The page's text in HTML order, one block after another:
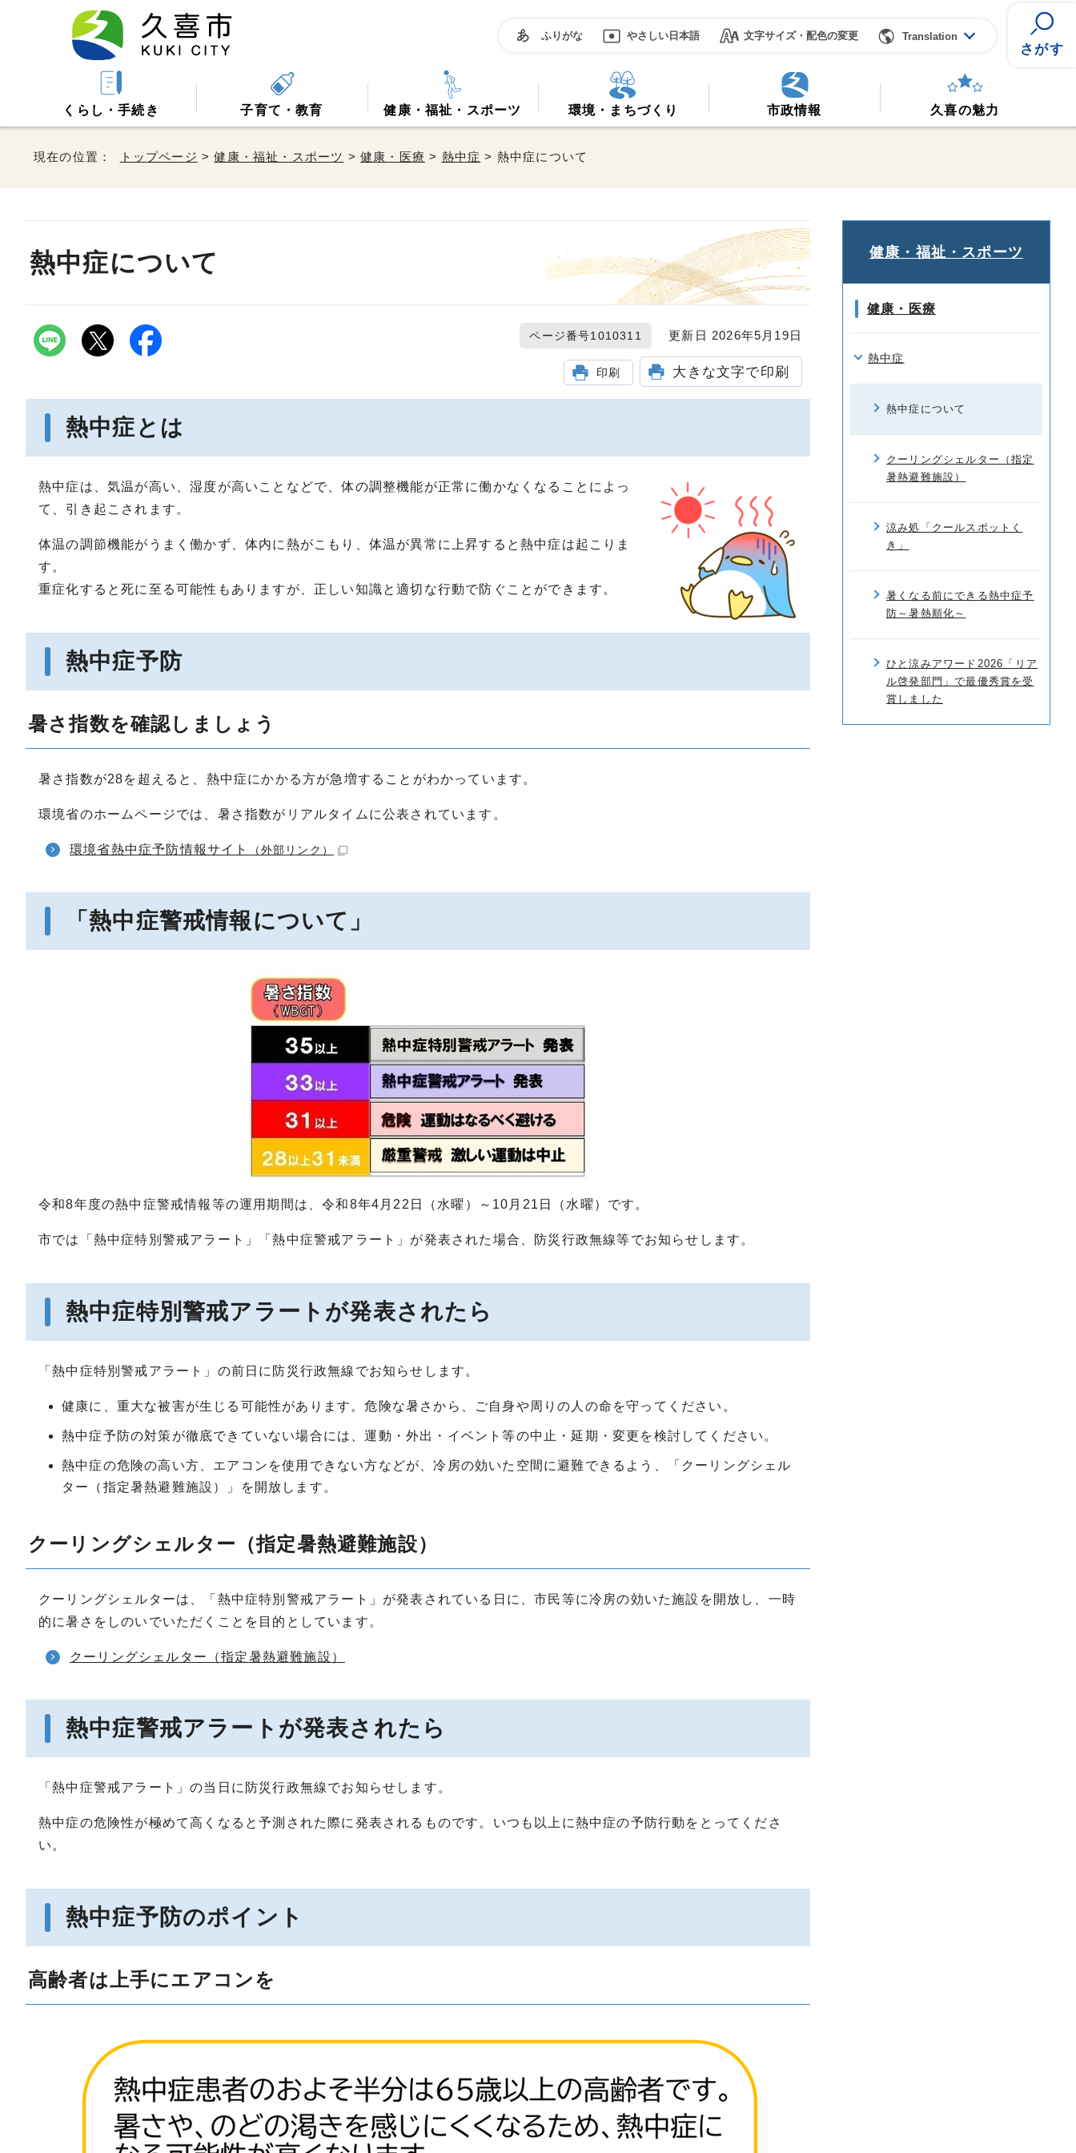
ふりがな やさしい日本語 文字サイズ・配色の変更 Translation
さがす
くらし・手続き 子育て・教育 健康・福祉・スポーツ 環境・まちづくり 市政情報 久喜の魅力
現在の位置： トップページ >健康・福祉・スポーツ >健康・医療 > 熱中症 > 熱中症について
熱中症について
ページ番号1010311 更新日 2026年5月19日
印刷 大きな文字で印刷
熱中症とは
熱中症は、気温が高い、湿度が高いことなどで、体の調整機能が正常に働かなくなることによっ
て、引き起こされます。
体温の調節機能がうまく働かず、体内に熱がこもり、体温が異常に上昇すると熱中症は起こりま
す。
重症化すると死に至る可能性もありますが、正しい知識と適切な行動で防ぐことができます。
熱中症予防
暑さ指数を確認しましょう
暑さ指数が28を超えると、熱中症にかかる方が急増することがわかっています。
環境省のホームページでは、暑さ指数がリアルタイムに公表されています。
環境省熱中症予防情報サイト （外部リンク）
「熱中症警戒情報について」
令和8年度の熱中症警戒情報等の運用期間は、令和8年4月22日（水曜）～10月21日（水曜）です。
市では「熱中症特別警戒アラート」「熱中症警戒アラート」が発表された場合、防災行政無線等でお知らせします。
熱中症特別警戒アラートが発表されたら
「熱中症特別警戒アラート」の前日に防災行政無線でお知らせします。
健康に、重大な被害が生じる可能性があります。危険な暑さから、ご自身や周りの人の命を守ってください。
熱中症予防の対策が徹底できていない場合には、運動・外出・イベント等の中止・延期・変更を検討してください。
熱中症の危険の高い方、エアコンを使用できない方などが、冷房の効いた空間に避難できるよう、「クーリングシェル
ター（指定暑熱避難施設）」を開放します。
クーリングシェルター（指定暑熱避難施設）
クーリングシェルターは、「熱中症特別警戒アラート」が発表されている日に、市民等に冷房の効いた施設を開放し、一時
的に暑さをしのいでいただくことを目的としています。
クーリングシェルター（指定暑熱避難施設）
熱中症警戒アラートが発表されたら
「熱中症警戒アラート」の当日に防災行政無線でお知らせします。
熱中症の危険性が極めて高くなると予測された際に発表されるものです。いつも以上に熱中症の予防行動をとってくださ
い。
熱中症予防のポイント
高齢者は上手にエアコンを
健康・福祉・スポーツ
健康・医療
熱中症
熱中症について
クーリングシェルター（指定
暑熱避難施設）
涼み処「クールスポットく
き」
暑くなる前にできる熱中症予
防～暑熱順化～
ひと涼みアワード2026「リア
ル啓発部門」で最優秀賞を受
賞しました